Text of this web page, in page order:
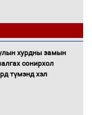
түлшний онцгой
хурдны замын
сонирхол
түмэнд хэл